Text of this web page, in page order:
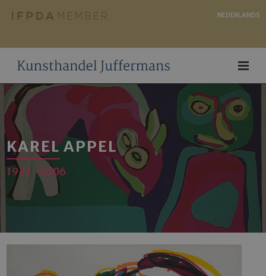
NEDERLANDS
KAREL APPEL
1921-2006